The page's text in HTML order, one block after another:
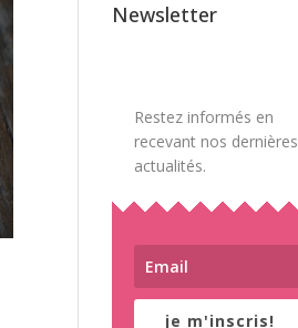
Newsletter
Restez informés en
recevant nos dernières
actualités.
je m'inscris!